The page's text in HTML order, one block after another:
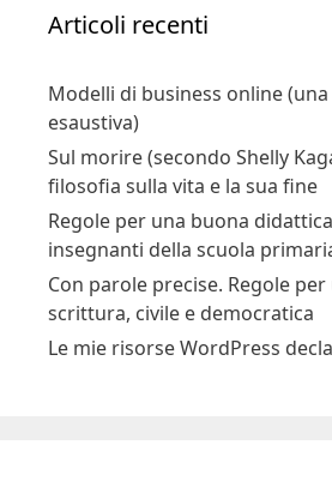
Articoli recenti
Modelli di business online
esaustiva)
Sul morire (secondo Shelly
filosofia sulla vita e la sua fine
Regole per una buona
insegnanti della scuola
Con parole precise. Regole
scrittura, civile e democratica
Le mie risorse WordPress